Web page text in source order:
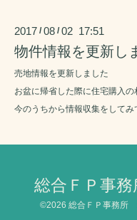
2017 /08 /02 17:51
物件情報を更新し
売地情報を更新しました
お盆に帰省した際に住宅購入
今のうちから情報収集をして
総合ＦＰ事
©2026 総合ＦＰ事務所